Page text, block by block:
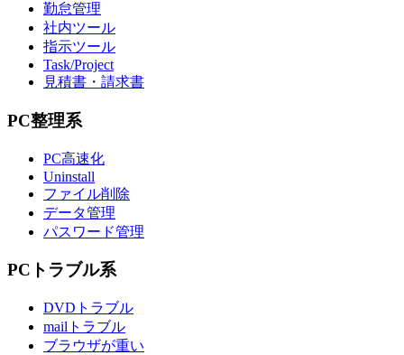
勤怠管理
社内ツール
指示ツール
Task/Project
見積書・請求書
PC整理系
PC高速化
Uninstall
ファイル削除
データ管理
パスワード管理
PCトラブル系
DVDトラブル
mailトラブル
ブラウザが重い